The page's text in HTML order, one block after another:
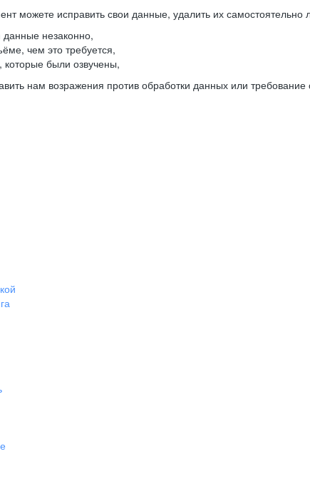
можете исправить свои данные, удалить их самостоятельно
незаконно,
чем это требуется,
которые были озвучены,
нам возражения против обработки данных или требование